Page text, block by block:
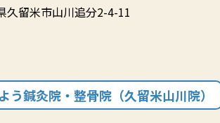
留米市山川追分2-4-11
う鍼灸院・整骨院（久留米山川院）